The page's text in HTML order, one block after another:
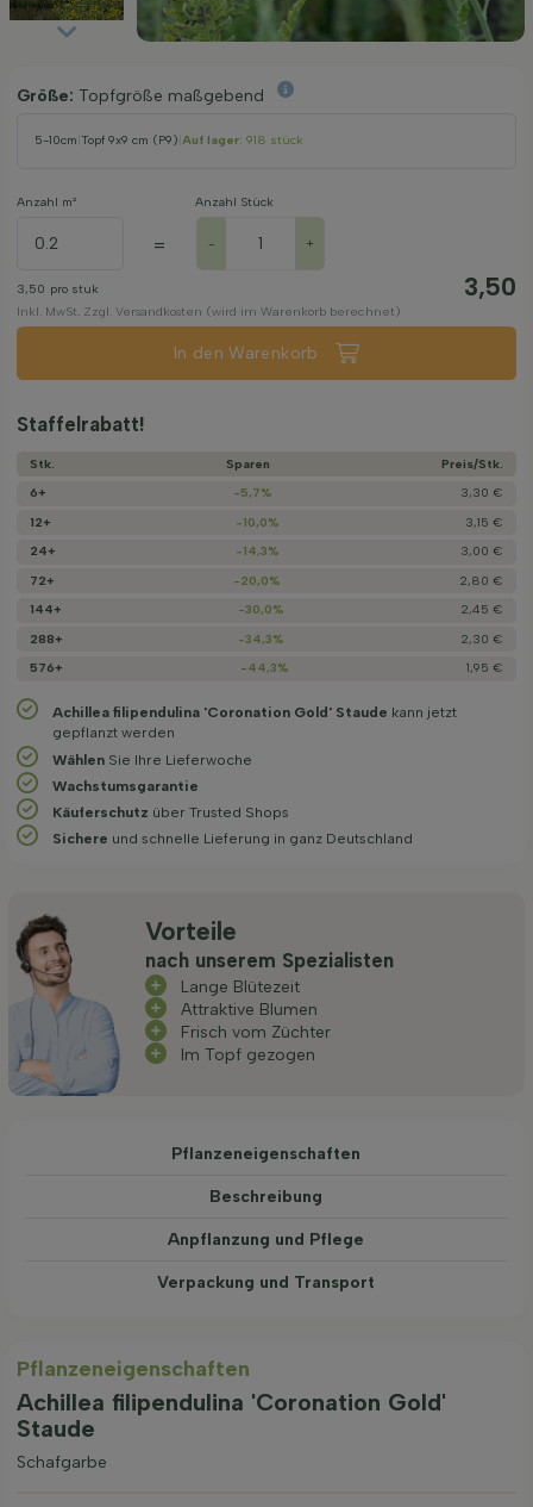
Größe: Topfgröße maßgebend
5-10cm Topf 9x9 cm (P9) Auf lager: 918 stück
Anzahl m²
=
Anzahl Stück
- +
3,50 pro stuk 3,50
Inkl. MwSt. Zzgl. Versandkosten (wird im Warenkorb berechnet)
In den Warenkorb
Staffelrabatt!
Stk. Sparen
Preis/­Stk.
6+
-5,7%
3,30 €
12+
-10,0%
3,15 €
24+
-14,3%
3,00 €
72+
-20,0%
2,80 €
144+
-30,0%
2,45 €
288+
-34,3%
2,30 €
576+
-44,3% 1,95 €
Achillea filipendulina 'Coronation Gold' Staude kann jetzt
gepflanzt werden
Wählen Sie Ihre Lieferwoche
Wachstums­garantie
Käuferschutz über Trusted Shops
Sichere und schnelle Lieferung in ganz Deutschland
Vorteile
nach unserem Spezialisten
Lange Blütezeit
Attraktive Blumen
Frisch vom Züchter
Im Topf gezogen
Pflanzeneigenschaften
Beschreibung
Anpflanzung und Pflege
Verpackung und Transport
Pflanzeneigenschaften
Achillea filipendulina 'Coronation Gold'
Staude
Schafgarbe